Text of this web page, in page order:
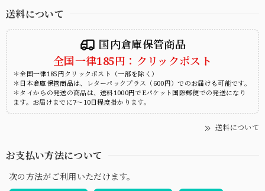
送料について
国内倉庫保管商品
全国一律185円：クリックポスト
＊全国一律185円クリックポスト（一部を除く）
＊日本倉庫保管商品は、レターパックプラス（600円）でのお届けも可能です。
＊タイからの発送の商品は、送料1000円でEパケット国際郵便での発送になり
ます。お届けまでに7～10日程度掛かります。
送料について
お支払い方法について
次の方法がご利用いただけます。